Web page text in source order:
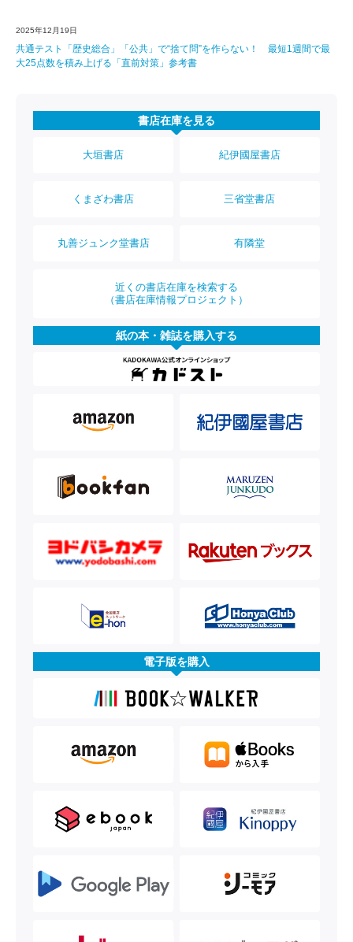
2025年12月19日
共通テスト「歴史総合」「公共」で“捨て問”を作らない！ 最短1週間で最
大25点数を積み上げる「直前対策」参考書
書店在庫を見る
大垣書店 紀伊國屋書店
くまざわ書店 三省堂書店
丸善ジュンク堂書店 有隣堂
近くの書店在庫を検索する
（書店在庫情報プロジェクト）
紙の本・雑誌を購入する
電子版を購入